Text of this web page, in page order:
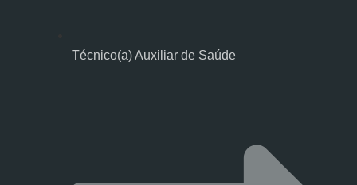
Técnico(a) Auxiliar de Saúde